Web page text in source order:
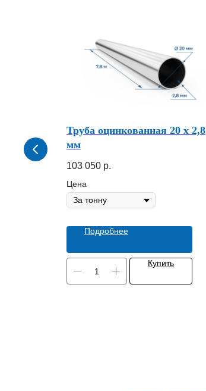
Труба оцинкованная 20 х 2,8
мм
103 050 р.
Цена
Подробнее
Купить